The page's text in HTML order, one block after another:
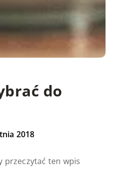
do
2018
przeczytać ten wpis